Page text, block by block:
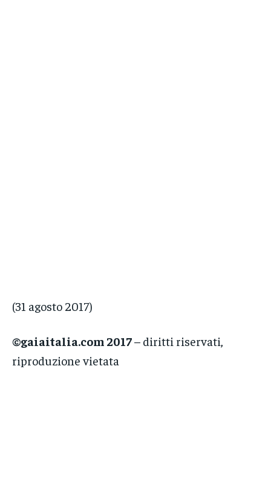
(31 agosto 2017)
©gaiaitalia.com 2017– diritti riservati,
riproduzione vietata